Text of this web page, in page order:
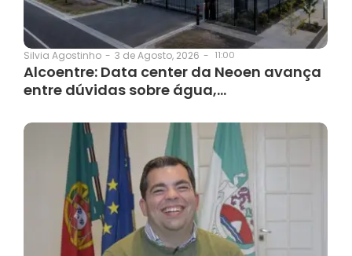
Silvia Agostinho - 3 de Agosto, 2026 - 11:00
Alcoentre: Data center da Neoen avança
entre dúvidas sobre água,…